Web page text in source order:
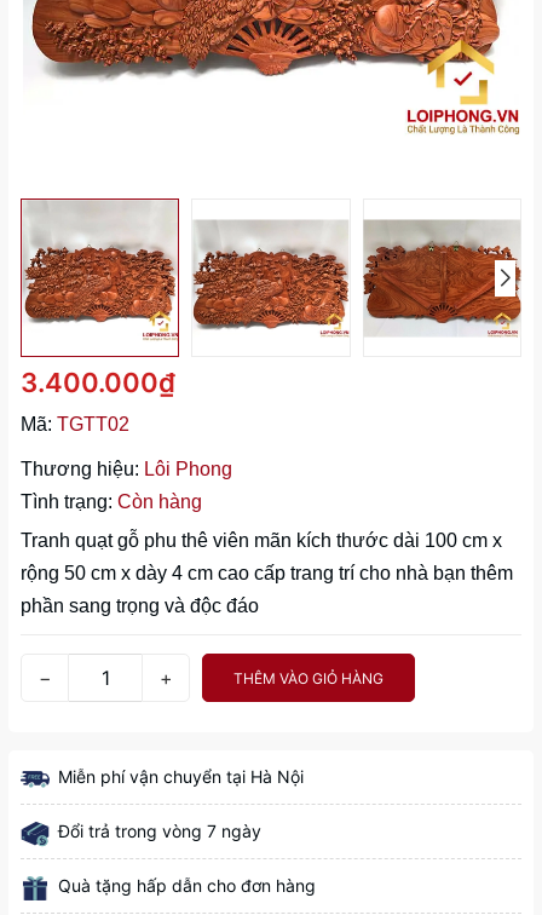
3.400.000₫
Mã: TGTT02
Thương hiệu: Lôi Phong
Tình trạng: Còn hàng
Tranh quạt gỗ phu thê viên mãn kích thước dài 100 cm x
rộng 50 cm x dày 4 cm cao cấp trang trí cho nhà bạn thêm
phần sang trọng và độc đáo
− + THÊM VÀO GIỎ HÀNG
Miễn phí vận chuyển tại Hà Nội
Đổi trả trong vòng 7 ngày
Quà tặng hấp dẫn cho đơn hàng